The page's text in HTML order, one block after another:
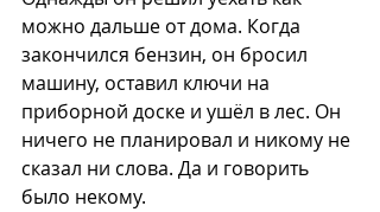
можно дальше от дома. Когда
закончился бензин, он бросил
машину, оставил ключи на
приборной доске и ушёл в лес. Он
ничего не планировал и никому не
сказал ни слова. Да и говорить
было некому.